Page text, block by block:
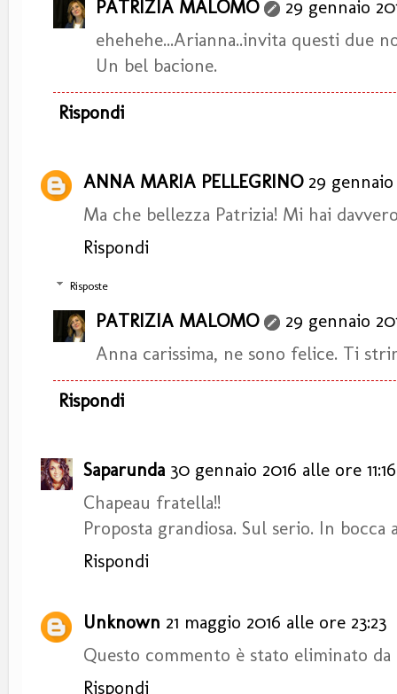
PATRIZIA MALOMO
29 gennaio
ehehehe...Arianna..invita questi due
Un bel bacione.
Rispondi
ANNA MARIA PELLEGRINO 29 gennaio
Ma che bellezza Patrizia! Mi hai
Rispondi
Risposte
PATRIZIA MALOMO
29 gennaio
Anna carissima, ne sono felice. Ti
Rispondi
Saparunda 30 gennaio 2016 alle ore 11:16
Chapeau fratella!!
Proposta grandiosa. Sul serio. In bocca
Rispondi
Unknown 21 maggio 2016 alle ore 23:23
Questo commento è stato eliminato
Rispondi